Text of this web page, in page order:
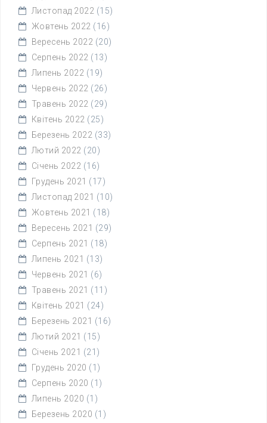
Листопад 2022 (15)
Жовтень 2022 (16)
Вересень 2022 (20)
Серпень 2022 (13)
Липень 2022 (19)
Червень 2022 (26)
Травень 2022 (29)
Квітень 2022 (25)
Березень 2022 (33)
Лютий 2022 (20)
Січень 2022 (16)
Грудень 2021 (17)
Листопад 2021 (10)
Жовтень 2021 (18)
Вересень 2021 (29)
Серпень 2021 (18)
Липень 2021 (13)
Червень 2021 (6)
Травень 2021 (11)
Квітень 2021 (24)
Березень 2021 (16)
Лютий 2021 (15)
Січень 2021 (21)
Грудень 2020 (1)
Серпень 2020 (1)
Липень 2020 (1)
Березень 2020 (1)